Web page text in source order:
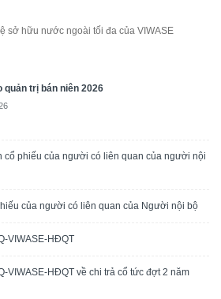
sở hữu nước ngoài tối đa của VIWASE
quản trị bán niên 2026
cổ phiếu của người có liên quan của người nội
của người có liên quan của Người nội bộ
VIWASE-HĐQT
VIWASE-HĐQT về chi trả cổ tức đợt 2 năm